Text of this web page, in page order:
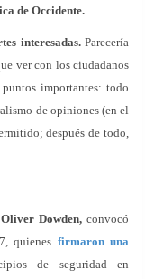
de Occidente.
interesadas. Parecería
ver con los ciudadanos
importantes: todo
de opiniones (en el
después de todo,
Oliver Dowden,convocó
quienes firmaron una
de seguridad en